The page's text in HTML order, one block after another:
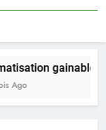
gainable
Ago